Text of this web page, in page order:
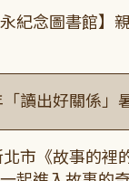
永紀念圖書館】
「讀出好關係」
北市《故事的